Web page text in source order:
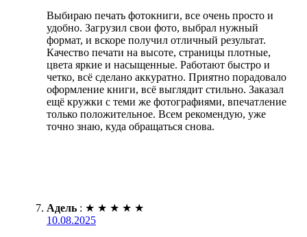
Выбираю печать фотокниги, все очень просто и
удобно. Загрузил свои фото, выбрал нужный
формат, и вскоре получил отличный результат.
Качество печати на высоте, страницы плотные,
цвета яркие и насыщенные. Работают быстро и
четко, всё сделано аккуратно. Приятно порадовало
оформление книги, всё выглядит стильно. Заказал
ещё кружки с теми же фотографиями, впечатление
только положительное. Всем рекомендую, уже
точно знаю, куда обращаться снова.
Адель : ★ ★ ★ ★ ★
10.08.2025